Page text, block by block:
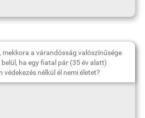
mekkora a várandósság valószínűsége
ha egy fiatal pár (35 év alatt)
nélkül él nemi életet?